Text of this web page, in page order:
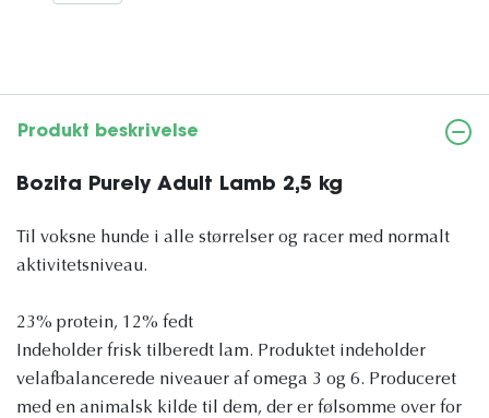
Produkt beskrivelse
Bozita Purely Adult Lamb 2,5 kg
Til voksne hunde i alle størrelser og racer med normalt
aktivitetsniveau.
23% protein, 12% fedt
Indeholder frisk tilberedt lam. Produktet indeholder
velafbalancerede niveauer af omega 3 og 6. Produceret
med en animalsk kilde til dem, der er følsomme over for